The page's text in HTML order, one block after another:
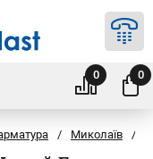
0 0
/ Миколаїв /